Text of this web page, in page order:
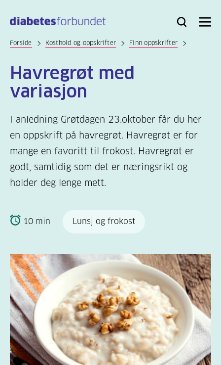
hovedinnhold
Bli
Logg
Søk Meny
Forside Kosthold og oppskrifter Finn oppskrifter
Havregrøt med
variasjon
I anledning Grøtdagen 23.oktober får du her
en oppskrift på havregrøt. Havregrøt er for
mange en favoritt til frokost. Havregrøt er
godt, samtidig som det er næringsrikt og
holder deg lenge mett.
10 min Lunsj og frokost